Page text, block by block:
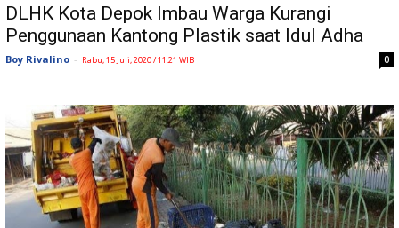
DLHK Kota Depok Imbau Warga Kurangi
Penggunaan Kantong Plastik saat Idul Adha
Boy Rivalino - Rabu, 15 Juli, 2020 / 11:21 WIB 0